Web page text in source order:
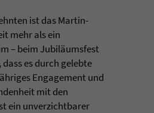
ist das Martin-
mehr als ein
– beim Jubiläumsfest
es durch gelebte
Engagement und
mit den
ein unverzichtbarer